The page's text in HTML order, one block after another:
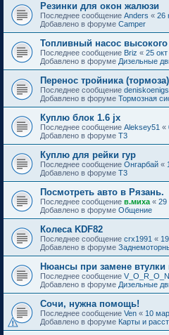
Резинки для окон жалюзи
Последнее сообщение Anders « 26
Добавлено в форуме Camper
Топливный насос
Последнее сообщение Briz « 25
Добавлено в форуме Дизельные
Перенос тройника (тормоза)
Последнее сообщение
Добавлено в форуме Тормозная
Куплю блок 1.6 jx
Последнее сообщение Aleksey51 «
Добавлено в форуме T3
Куплю для рейки гур
Последнее сообщение Онгарбай «
Добавлено в форуме T3
Посмотреть авто в Рязань.
Последнее сообщение в.миха « 29
Добавлено в форуме Общение
Колеса KDF82
Последнее сообщение crx1991 «
Добавлено в форуме
Нюансы при замене втулки
Последнее сообщение V_O_R_O_N
Добавлено в форуме Дизельные
Сочи, нужна помощь!
Последнее сообщение Ven « 10
Добавлено в форуме Карты и